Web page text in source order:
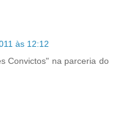
às 12:12
Convictos" na parceria do